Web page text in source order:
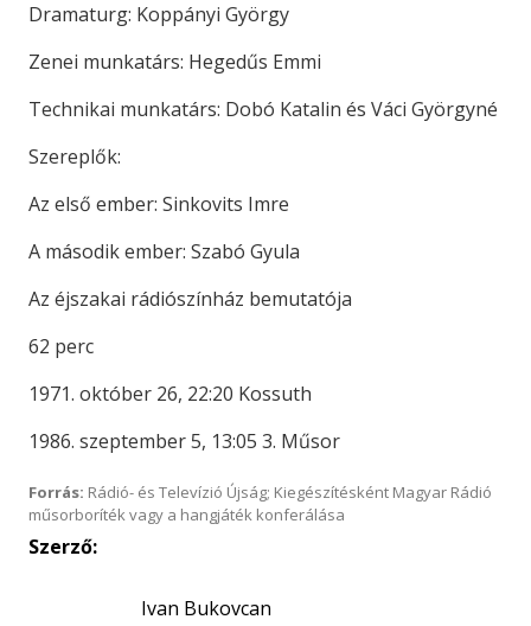
Dramaturg: Koppányi György
Zenei munkatárs: Hegedűs Emmi
Technikai munkatárs: Dobó Katalin és Váci Györgyné
Szereplők:
Az első ember: Sinkovits Imre
A második ember: Szabó Gyula
Az éjszakai rádiószínház bemutatója
62 perc
1971. október 26, 22:20 Kossuth
1986. szeptember 5, 13:05 3. Műsor
Forrás: Rádió- és Televízió Újság; Kiegészítésként Magyar Rádió
műsorboríték vagy a hangjáték konferálása
Szerző:
Ivan Bukovcan